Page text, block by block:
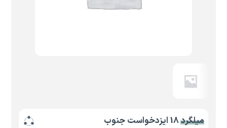
میلگرد 18 ایزدخواست جنوب